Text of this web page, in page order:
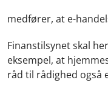
medfører, at e-
Finanstilsynet skal
eksempel, at
råd til rådighed også